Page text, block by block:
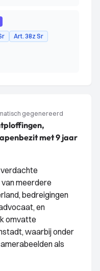
Art. 38z Sr
gegenereerd
met 9 jaar
meerdere
bedreigingen
en
omvatte
waarbij onder
als